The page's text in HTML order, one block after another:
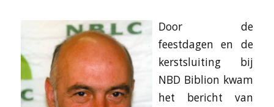
Door de
feestdagen en de
kerstsluiting bij
NBD Biblion kwam
het bericht van